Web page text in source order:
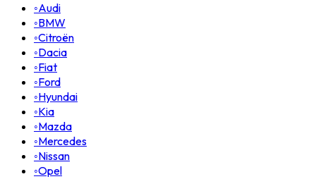
◦Audi
◦BMW
◦Citroën
◦Dacia
◦Fiat
◦Ford
◦Hyundai
◦Kia
◦Mazda
◦Mercedes
◦Nissan
◦Opel